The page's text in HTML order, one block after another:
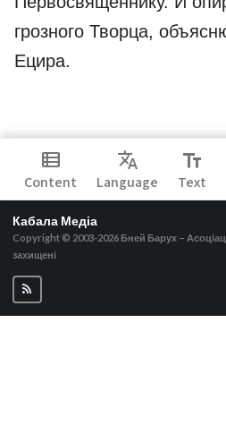
грозного Творца,
Ецира.
view_list
Content
Translate
Language
text_fields
Text
Кабала Медіа
Copyright © 2003-2026 Бней Барух –
захищені